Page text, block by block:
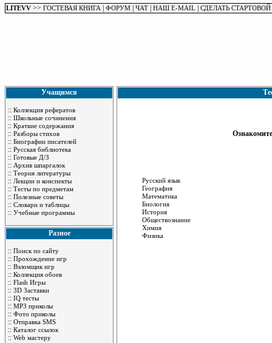
LITEVV >> ГОСТЕВАЯ КНИГА ФОРУМ ЧАТ НАШ E-MAIL СДЕЛАТЬ СТАРТОВОЙ
Учащимся
:: Коллекция рефератов
:: Школьные сочинения
:: Краткие содержания
:: Разборы стихов
:: Биографии писателей
:: Русская библиотека
:: Готовые Д/З
:: Архив шпаргалок
:: Теория литературы
:: Лекции и конспекты
:: Тесты по предметам
:: Полезные советы
:: Словари и таблицы
:: Учебные программы
Разное
:: Поиск по сайту
:: Прохождение игр
:: Взломщик игр
:: Коллекция обоев
:: Flash Игры
:: 3D Заставки
:: IQ тесты
:: MP3 приколы
:: Фото приколы
:: Отправка SMS
:: Каталог ссылок
:: Web мастеру
Русский язык
География
Математика
Биология
История
Обществознание
Химия
Физика